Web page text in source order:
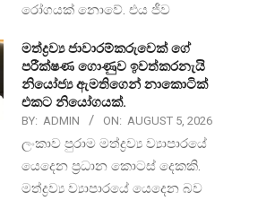
රෝගයක් නොවේ. එය ජීව
මත්ද්‍රව්‍ය ජාවාරම්කරුවෙක් ගේ
පරීක්ෂණ ගොණුව ඉවත්කරනැයි
නියෝජ්‍ය ඇමතිගෙන් නාකොටික්
එකට නියෝගයක්.
BY: ADMIN ON: AUGUST 5, 2026
ලංකාව පුරාම මත්ද්‍රව්‍ය ව්‍යාපාරයේ
යෙදෙන ප්‍රධාන කොටස් දෙකකි.
මත්ද්‍රව්‍ය ව්‍යාපාරයේ යෙදෙන බව